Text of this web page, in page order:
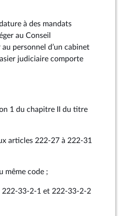
à des mandats
au Conseil
personnel d’un cabinet
judiciaire comporte
1 du chapitre II du titre
articles 222‑27 à 222‑31
même code ;
et 222‑33‑2‑2